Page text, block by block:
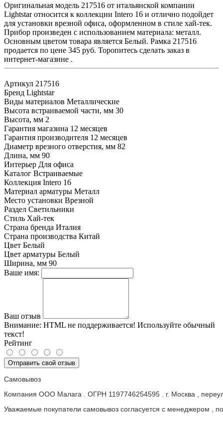
Оригинальная модель 217516 от итальянской компании
Lightstar относится к коллекции Intero 16 и отлично подойдет
для установки врезной офиса, оформленном в стиле хай-тек.
Прибор произведен с использованием материала: металл.
Основным цветом товара является Белый. Рамка 217516
продается по цене 345 руб. Торопитесь сделать заказ в
интернет-магазине .
Артикул 217516
Бренд Lightstar
Виды материалов Металлические
Высота встраиваемой части, мм 30
Высота, мм 2
Гарантия магазина 12 месяцев
Гарантия производителя 12 месяцев
Диаметр врезного отверстия, мм 82
Длина, мм 90
Интерьер Для офиса
Каталог Встраиваемые
Коллекция Intero 16
Материал арматуры Металл
Место установки Врезной
Раздел Светильники
Стиль Хай-тек
Страна бренда Италия
Страна производства Китай
Цвет Белый
Цвет арматуры Белый
Ширина, мм 90
Ваше имя:
Ваш отзыв
Внимание: HTML не поддерживается! Используйте обычный
текст!
Рейтинг
Отправить свой отзыв
Самовывоз
Компания ООО Малага . ОГРН 1197746254595 . г. Москва ,
Уважаемые покупатели самовывоз согласуется с менеджером ,